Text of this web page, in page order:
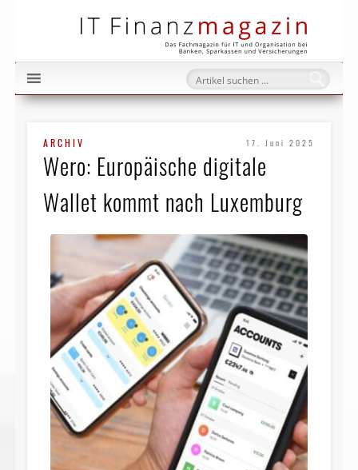
ARCHIV 17. Juni 2025
Wero: Europäische digitale
Wallet kommt nach Luxemburg